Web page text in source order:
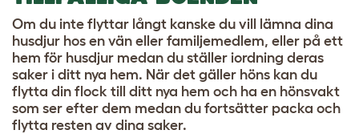
Om du inte flyttar långt kanske du vill lämna dina
husdjur hos en vän eller familjemedlem, eller på ett
hem för husdjur medan du ställer iordning deras
saker i ditt nya hem. När det gäller höns kan du
flytta din flock till ditt nya hem och ha en hönsvakt
som ser efter dem medan du fortsätter packa och
flytta resten av dina saker.